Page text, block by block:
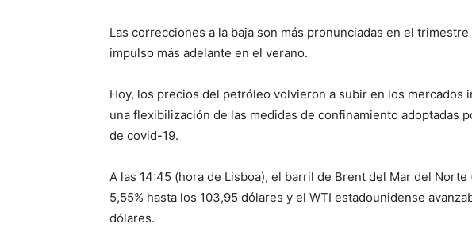
Las correcciones a la baja son más pronunciadas en el
impulso más adelante en el verano.
Hoy, los precios del petróleo volvieron a subir en los mercados
una flexibilización de las medidas de confinamiento adoptadas
de covid-19.
A las 14:45 (hora de Lisboa), el barril de Brent del Mar del
5,55% hasta los 103,95 dólares y el WTI estadounidense
dólares.